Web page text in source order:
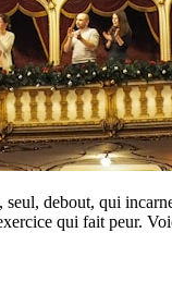
debout, qui
qui fait peur.